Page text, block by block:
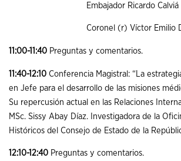
Embajador Ricardo Calviá
Coronel (r) Víctor Emilio
11:00-11:40 Preguntas y comentarios.
11:40-12:10 Conferencia Magistral: “La
en Jefe para el desarrollo de las misiones
Su repercusión actual en las Relaciones
MSc. Sissy Abay Díaz. Investigadora de la
Históricos del Consejo de Estado de la
12:10-12:40 Preguntas y comentarios.